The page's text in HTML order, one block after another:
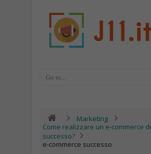
Marketing
Come realizzare un e-commerce di
successo?
e-commerce successo